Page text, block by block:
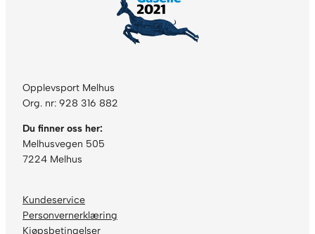
Opplevsport Melhus
Org. nr: 928 316 882
Du finner oss her:
Melhusvegen 505
7224 Melhus
Kundeservice
Personvernerklæring
Kjøpsbetingelser